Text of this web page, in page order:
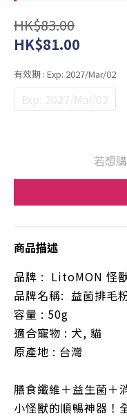
HK$83.00
HK$81.00
有效期 : Exp: 2027/Mar/02
Exp: 2027/Mar/02
若想
商品描述
品牌 : LitoMON 怪
品牌名稱: 益菌排毛
容量 : 50g
適合寵物 : 犬, 貓
原產地 : 台灣
膳食纖維＋益生菌＋
小怪獸的順暢神器！